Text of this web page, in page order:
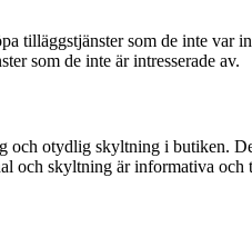
tilläggstjänster som de inte
som de inte är intresserade av.
otydlig skyltning i butiken.
och skyltning är informativa och